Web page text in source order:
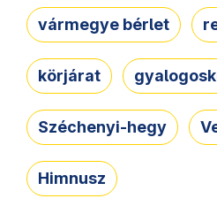
vármegye bérlet
körjárat
Széchenyi-hegy
Himnusz